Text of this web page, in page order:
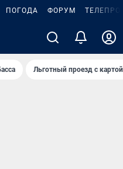
ПОГОДА ФОРУМ
Льготный проезд с